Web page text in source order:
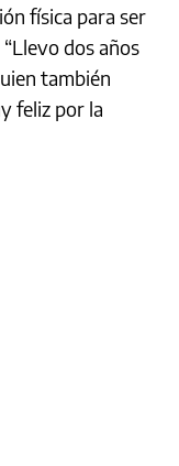
física para ser
dos años
también
feliz por la